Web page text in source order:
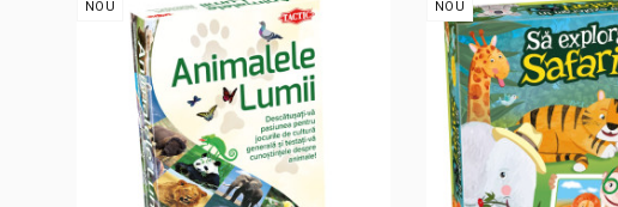
NOU NOU